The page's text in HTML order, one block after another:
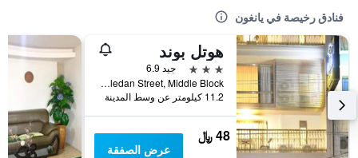
فنادق رخيصة في يانغون
هوتل بوند
3 نجوم
جيد 6.9
No. 49 Hledan Street, Middle Block, يانغون, ميانمار (بورما)
11.2 كيلومتر عن وسط المدينة
48 ﷼
عرض الصفقة